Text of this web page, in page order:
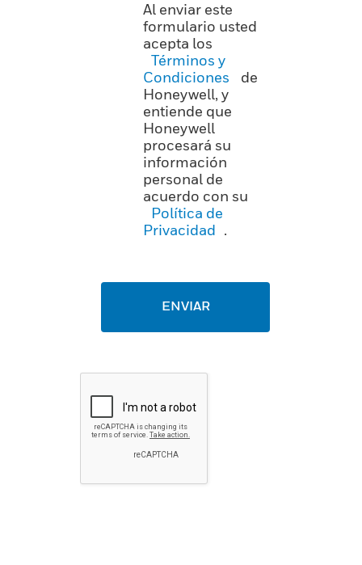
Al enviar este
formulario usted
acepta los
Términos y
Condiciones
de
Honeywell, y
entiende que
Honeywell
procesará su
información
personal de
acuerdo con su
Política de
Privacidad .
ENVIAR